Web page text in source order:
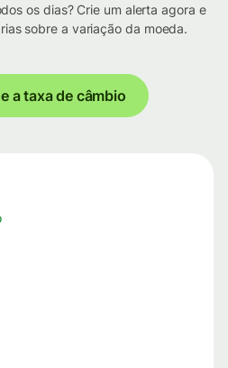
os dias? Crie um alerta agora e
sobre a variação da moeda.
a taxa de câmbio